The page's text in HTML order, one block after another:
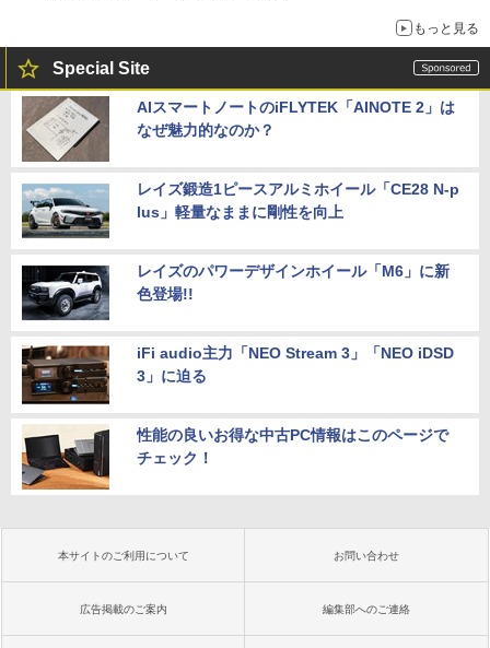
もっと見る
Special Site
AIスマートノートのiFLYTEK「AINOTE 2」は
なぜ魅力的なのか？
レイズ鍛造1ピースアルミホイール「CE28 N-p
lus」軽量なままに剛性を向上
レイズのパワーデザインホイール「M6」に新
色登場!!
iFi audio主力「NEO Stream 3」「NEO iDSD
3」に迫る
性能の良いお得な中古PC情報はこのページで
チェック！
本サイトのご利用について お問い合わせ
広告掲載のご案内 編集部へのご連絡